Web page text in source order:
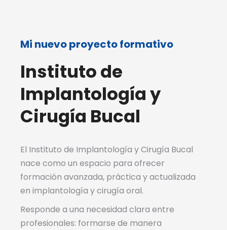
Mi nuevo proyecto formativo
Instituto de
Implantología y
Cirugía Bucal
El Instituto de Implantología y Cirugía Bucal
nace como un espacio para ofrecer
formación avanzada, práctica y actualizada
en implantología y cirugía oral.
Responde a una necesidad clara entre
profesionales: formarse de manera